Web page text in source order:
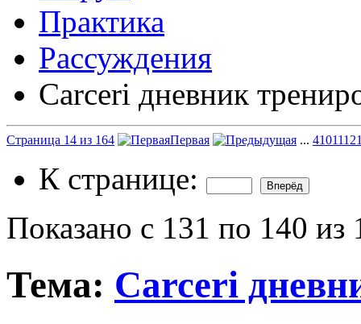
Практика
Рассуждения
Carceri дневник
Страница 14 из 164 Первая ... 4101112
К странице:
Показано с 131 по 140 из
Тема: Carceri